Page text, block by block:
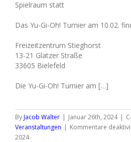
Spielraum statt
Das Yu-Gi-Oh! Turnier am 10.02.
Freizeitzentrum Stieghorst
13-21 Glatzer Straße
33605 Bielefeld
Die Yu-Gi-Oh! Turnier am […]
ByJacob Walter | Januar 26th, 2024 |
Veranstaltungen | Kommentare
2024